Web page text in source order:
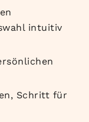
intuitiv
Schritt für